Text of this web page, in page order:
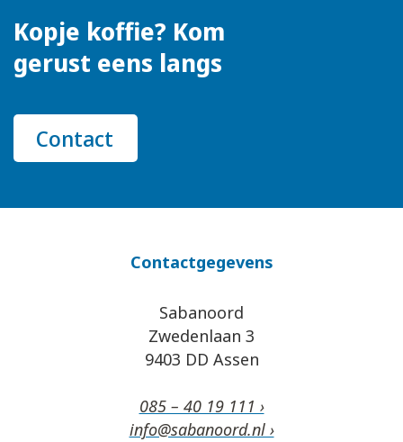
Kopje koffie? Kom
gerust eens langs
Contact
Contactgegevens
Sabanoord
Zwedenlaan 3
9403 DD Assen
085 – 40 19 111 ›
info@sabanoord.nl ›